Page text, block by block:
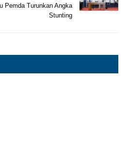
Pemda Turunkan Angka
Stunting